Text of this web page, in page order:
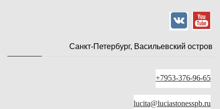
Санкт-Петербург, Васильевский остров
+7953-376-96-65
lucita@luciastonesspb.ru